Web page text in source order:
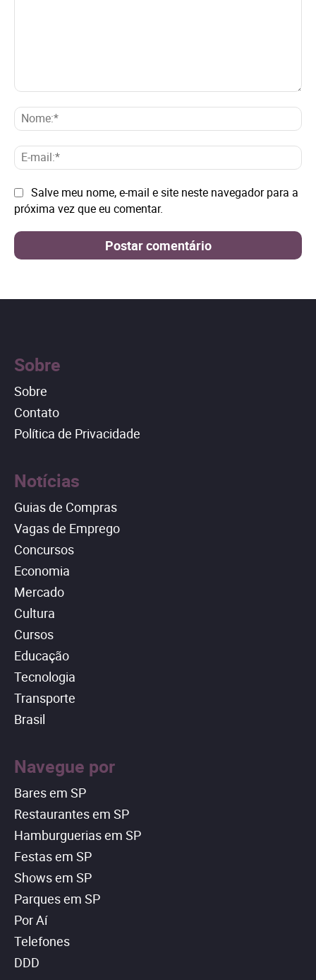
E-
Site: Salve meu nome, e-mail e site neste navegador para a
próxima vez que eu comentar.
Sobre
Sobre
Contato
Política de Privacidade
Notícias
Guias de Compras
Vagas de Emprego
Concursos
Economia
Mercado
Cultura
Cursos
Educação
Tecnologia
Transporte
Brasil
Navegue por
Bares em SP
Restaurantes em SP
Hamburguerias em SP
Festas em SP
Shows em SP
Parques em SP
Por Aí
Telefones
DDD